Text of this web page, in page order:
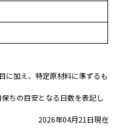
に加え、特定原材料に準ずるも
ちの目安となる日数を表記し
2026年04月21日現在